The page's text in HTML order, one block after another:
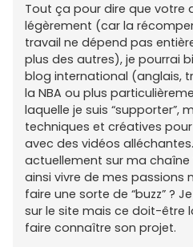
Tout ça pour dire que votre
légèrement (car la
travail ne dépend pas
plus des autres), je pourrai
blog international (anglais,
la NBA ou plus
laquelle je suis “supporter”,
techniques et créatives
avec des vidéos
actuellement sur ma
ainsi vivre de mes passions
faire une sorte de “buzz” ?
sur le site mais ce doit-être
faire connaître son projet.